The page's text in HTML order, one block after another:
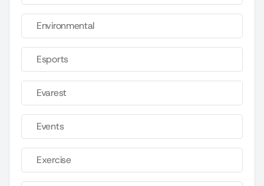
Environmental
Esports
Evarest
Events
Exercise